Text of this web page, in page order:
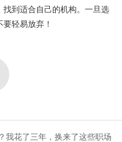
到适合自己的机构。一旦选
轻易放弃！
我花了三年，换来了这些职场